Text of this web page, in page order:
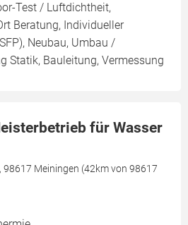
Test / Luftdichtheit,
Beratung, Individueller
Neubau, Umbau /
Statik, Bauleitung, Vermessung
für Wasser
98617 Meiningen (42km von 98617